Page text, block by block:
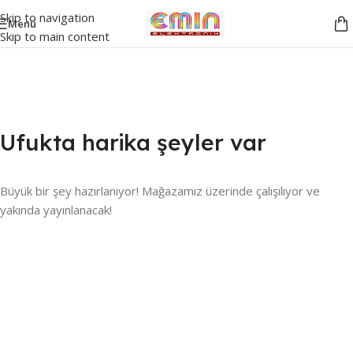
Skip to navigation
Skip to main content
Menü
Ufukta harika şeyler var
Büyük bir şey hazırlanıyor! Mağazamız üzerinde çalışılıyor ve
yakında yayınlanacak!